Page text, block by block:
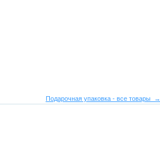
Подарочная упаковка - все товары →